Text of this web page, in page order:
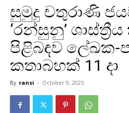
සුමුදු චතුරාණි
‘රන්සුනු’
පිළිබඳව ලේඛක-
කතාබහක් 11 දා
By ransi - October 9, 2025